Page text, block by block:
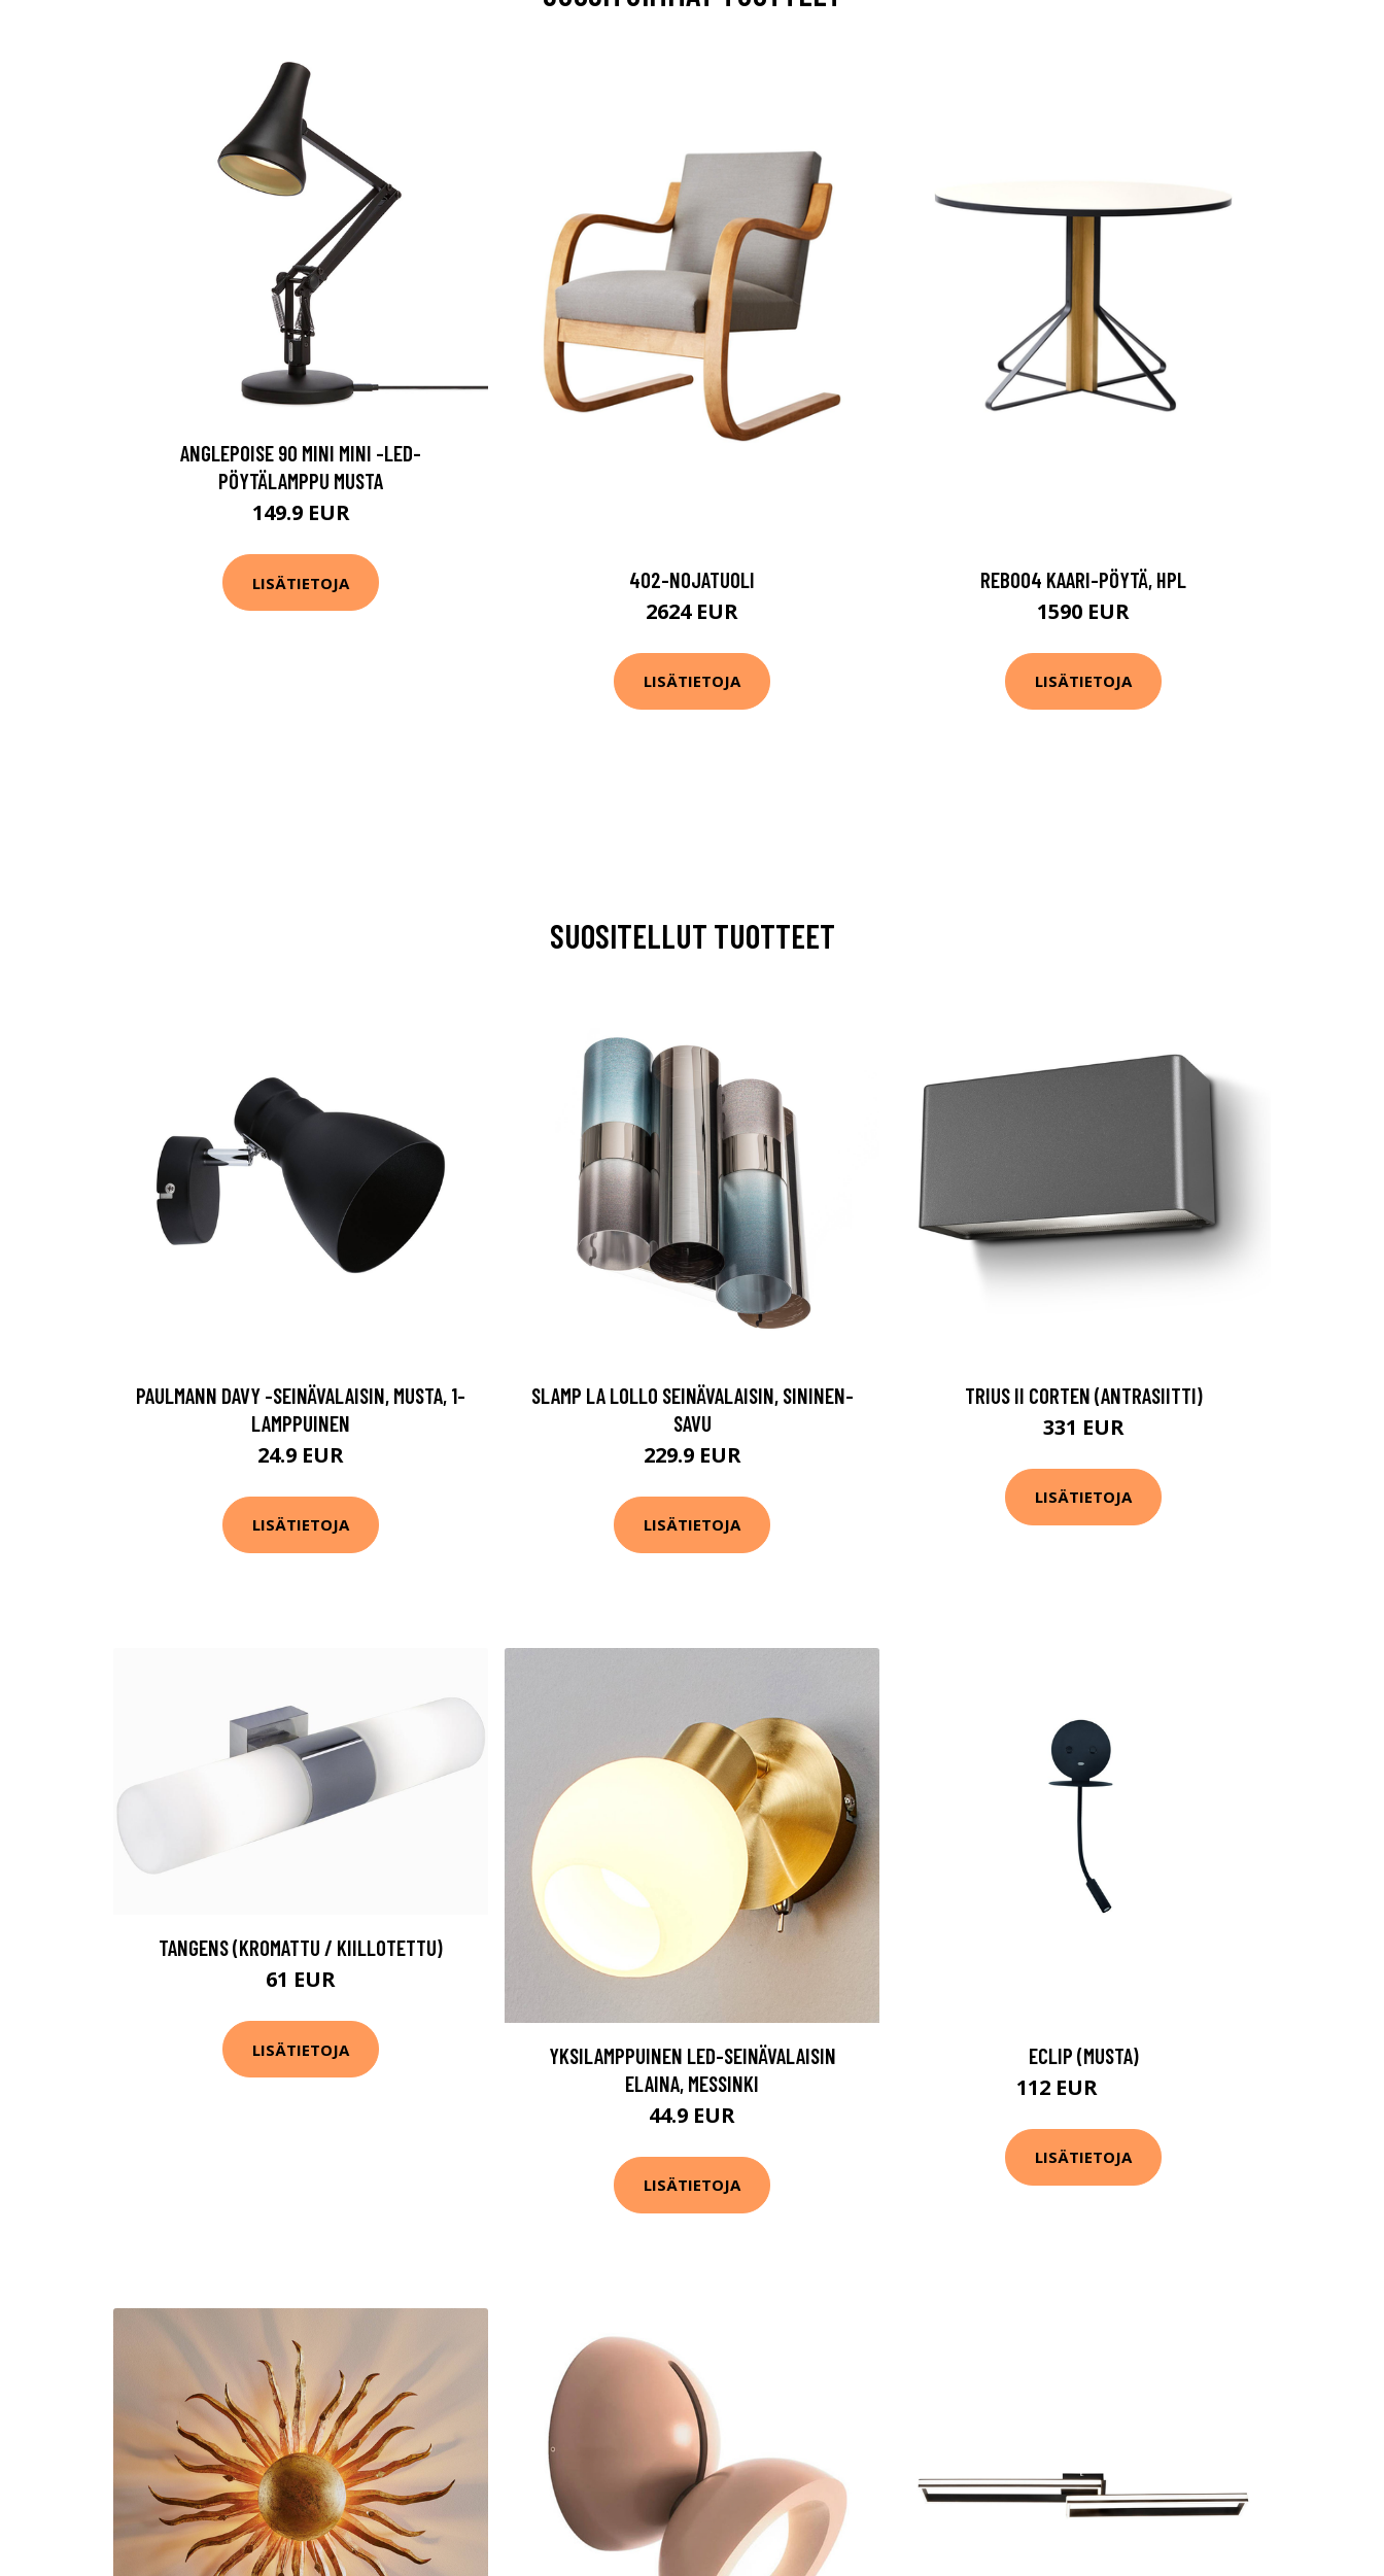
ANGLEPOISE 90 MINI MINI -LED-
PÖYTÄLAMPPU MUSTA
149.9 EUR
LISÄTIETOJA 402-NOJATUOLI
2624 EUR
LISÄTIETOJA
REB004 KAARI-PÖYTÄ, HPL
1590 EUR
LISÄTIETOJA
SUOSITELLUT TUOTTEET
PAULMANN DAVY -SEINÄVALAISIN, MUSTA, 1-
LAMPPUINEN
24.9 EUR
LISÄTIETOJA
SLAMP LA LOLLO SEINÄVALAISIN, SININEN-
SAVU
229.9 EUR
LISÄTIETOJA
TRIUS II CORTEN (ANTRASIITTI)
331 EUR
LISÄTIETOJA
TANGENS (KROMATTU / KIILLOTETTU)
61 EUR
LISÄTIETOJA
YKSILAMPPUINEN LED-SEINÄVALAISIN
ELAINA, MESSINKI
44.9 EUR
LISÄTIETOJA
ECLIP (MUSTA)
112 EUR
LISÄTIETOJA